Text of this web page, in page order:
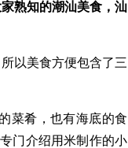
熟知的潮汕美食，汕
以美食方便包含了三
菜肴，也有海底的食
门介绍用米制作的小